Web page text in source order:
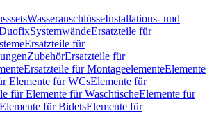
WasseranschlüsseInstallations- und
SystemwändeErsatzteile für
Ersatzteile für
ZubehörErsatzteile für
Ersatzteile für MontageelementeElemente
Elemente für WCsElemente für
für Elemente für WaschtischeElemente für
für BidetsElemente für